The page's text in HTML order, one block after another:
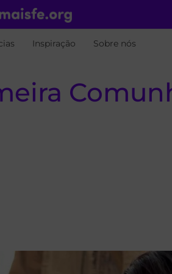
Inspiração Sobre nós